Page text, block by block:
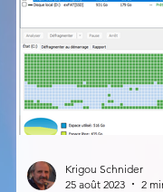
fichiers
Krigou Schnider
25 août 2023
2